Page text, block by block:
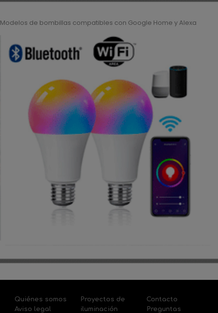
Modelos de bombillas compatibles con Google Home y Alexa
Quiénes somos
Aviso legal
Proyectos de
iluminación
Contacto
Preguntas